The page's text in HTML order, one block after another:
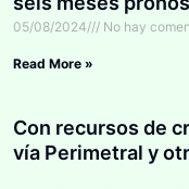
Venezuela
05/08/2024 No hay
Read More »
Con recursos de
vía Perimetral y